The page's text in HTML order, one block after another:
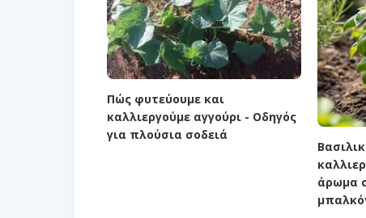
Πώς φυτεύουμε και
καλλιεργούμε αγγούρι - Οδηγός
για πλούσια σοδειά
άρωμα